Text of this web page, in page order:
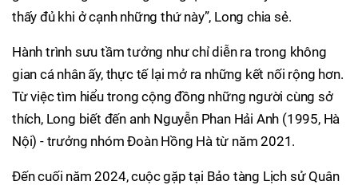
thấy đủ khi ở cạnh những thứ này”, Long chia sẻ.
Hành trình sưu tầm tưởng như chỉ diễn ra trong không
gian cá nhân ấy, thực tế lại mở ra những kết nối rộng hơn.
Từ việc tìm hiểu trong cộng đồng những người cùng sở
thích, Long biết đến anh Nguyễn Phan Hải Anh (1995, Hà
Nội) - trưởng nhóm Đoàn Hồng Hà từ năm 2021.
Đến cuối năm 2024, cuộc gặp tại Bảo tàng Lịch sử Quân